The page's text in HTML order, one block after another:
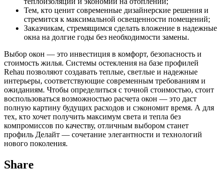
Тем, кто ценит современные дизайнерские решения и
стремится к максимальной освещенности помещений;
Заказчикам, стремящимся сделать вложение в надежные
окна на долгие годы без необходимости замены.
Выбор окон — это инвестиция в комфорт, безопасность и
стоимость жилья. Системы остекления на базе профилей
Rehau позволяют создавать теплые, светлые и надежные
интерьеры, соответствующие современным требованиям и
ожиданиям. Чтобы определиться с точной стоимостью, стоит
воспользоваться возможностью расчета окон — это даст
полную картину будущих расходов и сэкономит время. А для
тех, кто хочет получить максимум света и тепла без
компромиссов по качеству, отличным выбором станет
профиль Делайт — сочетание элегантности и технологий
нового поколения.
Share